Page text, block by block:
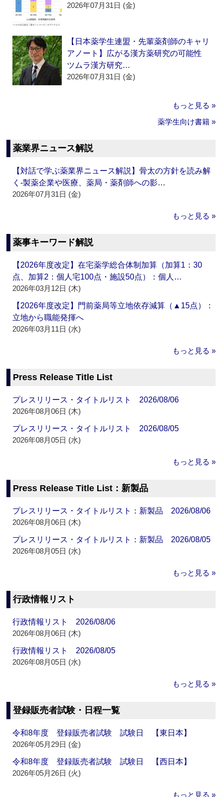
2026年07月31日 (金)
【日本薬学生連盟・先輩薬剤師のキャリ
アノート】広がる漢方薬研究の可能性
ツムラ漢方研究…
2026年07月31日 (金)
もっと見る »
薬学生向け書籍 »
薬業界ニュース解説
【対話で学ぶ薬業界ニュース解説】骨太の方針を読み解
く‐製薬企業や医療、薬局・薬剤師への影…
2026年07月31日 (金)
もっと見る »
薬事キーワード解説
【2026年度改定】在宅薬学総合体制加算（加算1：30
点、加算2：個人宅100点・施設50点）：個人…
2026年03月12日 (木)
【2026年度改定】門前薬局等立地依存減算（▲15点）：
立地から職能発揮へ
2026年03月11日 (水)
もっと見る »
Press Release Title List
プレスリリース・タイトルリスト 2026/08/06
2026年08月06日 (木)
プレスリリース・タイトルリスト 2026/08/05
2026年08月05日 (水)
もっと見る »
Press Release Title List：新製品
プレスリリース・タイトルリスト：新製品 2026/08/06
2026年08月06日 (木)
プレスリリース・タイトルリスト：新製品 2026/08/05
2026年08月05日 (水)
もっと見る »
行政情報リスト
行政情報リスト 2026/08/06
2026年08月06日 (木)
行政情報リスト 2026/08/05
2026年08月05日 (水)
もっと見る »
登録販売者試験・日程一覧
令和8年度 登録販売者試験 試験日 【東日本】
2026年05月29日 (金)
令和8年度 登録販売者試験 試験日 【西日本】
2026年05月26日 (火)
もっと見る »